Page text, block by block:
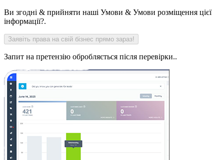
Ви згодні & прийняти наші Умови & Умови розміщення цієї
інформації?.
Запит на претензію обробляється після перевірки..